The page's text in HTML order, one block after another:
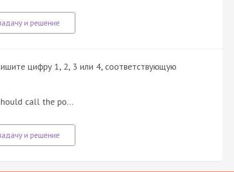
цифру 1, 2, 3 или 4, соответствующую
call the po…